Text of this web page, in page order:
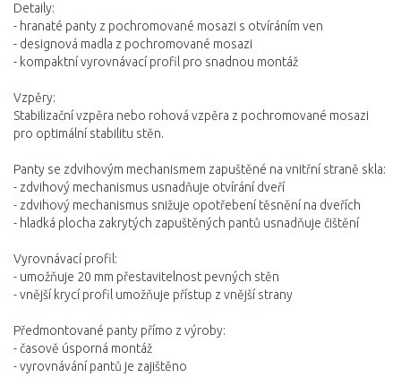
Detaily:
- hranaté panty z pochromované mosazi s otvíráním ven
- designová madla z pochromované mosazi
- kompaktní vyrovnávací profil pro snadnou montáž
Vzpěry:
Stabilizační vzpěra nebo rohová vzpěra z pochromované mosazi
pro optimální stabilitu stěn.
Panty se zdvihovým mechanismem zapuštěné na vnitřní straně skla:
- zdvihový mechanismus usnadňuje otvírání dveří
- zdvihový mechanismus snižuje opotřebení těsnění na dveřích
- hladká plocha zakrytých zapuštěných pantů usnadňuje čištění
Vyrovnávací profil:
- umožňuje 20 mm přestavitelnost pevných stěn
- vnější krycí profil umožňuje přístup z vnější strany
Předmontované panty přímo z výroby:
- časově úsporná montáž
- vyrovnávání pantů je zajištěno